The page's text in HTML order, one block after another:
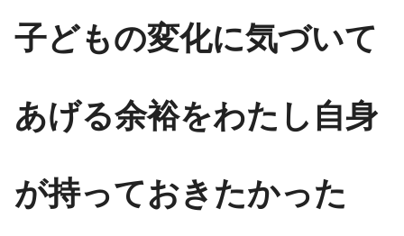
子どもの変化に気づいて
あげる余裕をわたし自身
が持っておき たかった